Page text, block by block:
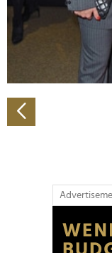
analysieren.
Verwendung
soziale Medien,
Partner führen
weiteren Daten
gesammelt haben.